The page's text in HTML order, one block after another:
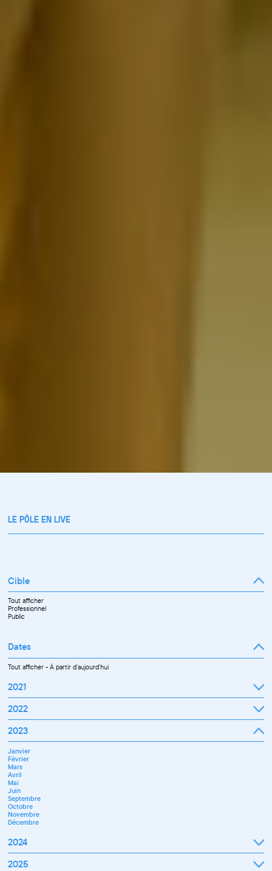
LE PÔLE EN LIVE
Cible
Tout afficher
Professionnel
Public
Dates
Tout afficher-À partir d'aujourd'hui
2021
Septembre
Octobre
Novembre
Décembre
2022
Janvier
Février
Mars
Avril
Mai
Juin
Juillet
Septembre
Octobre
Novembre
Décembre
2023
Janvier
Février
Mars
Avril
Mai
Juin
Septembre
Octobre
Novembre
Décembre
2024
Janvier
2025